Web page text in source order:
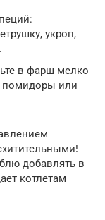
укроп,
в фарш мелко
помидоры или
добавлять в
котлетам